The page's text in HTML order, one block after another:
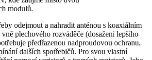
modulů.
odejmout a nahradit anténou s koaxiálním
plechového rozváděče (dosažení lepšího
předřazenou nadproudovou ochranu,
dalších spotřebičů. Pro svou vlastní